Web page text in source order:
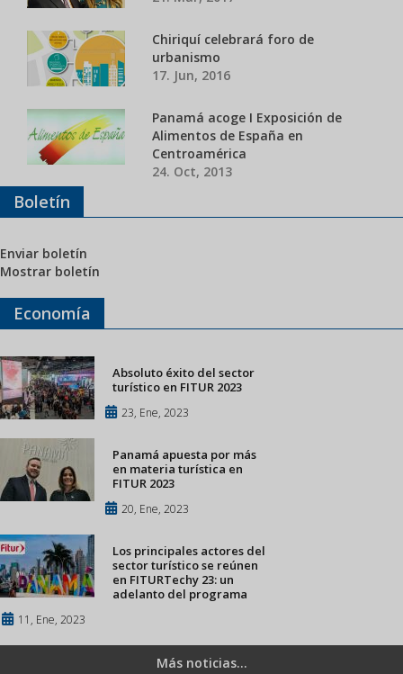
Chiriquí celebrará foro de
urbanismo
17. Jun, 2016
Panamá acoge I Exposición de
Alimentos de España en
Centroamérica
24. Oct, 2013
Boletín
Enviar boletín
Mostrar boletín
Economía
Absoluto éxito del sector
turístico en FITUR 2023
23, Ene, 2023
Panamá apuesta por más
en materia turística en
FITUR 2023
20, Ene, 2023
Los principales actores del
sector turístico se reúnen
en FITURTechy 23: un
adelanto del programa
11, Ene, 2023
Más noticias...